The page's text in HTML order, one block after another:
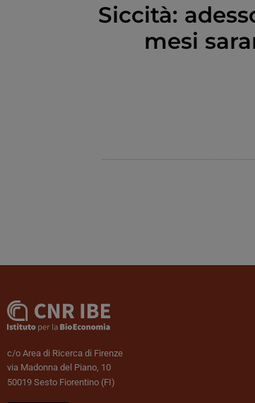
Siccità:
mesi
c/o Area di Ricerca di Firenze
via Madonna del Piano, 10
50019 Sesto Fiorentino (FI)